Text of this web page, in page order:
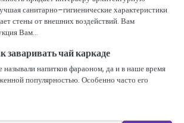
санитарно–гигиенические характеристики
стены от внешних воздействий. Вам
Вам…
заваривать чай каркаде
называли напитков фараоном, да и в наше время
популярностью. Особенно часто его